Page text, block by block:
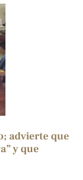
advierte que
y que